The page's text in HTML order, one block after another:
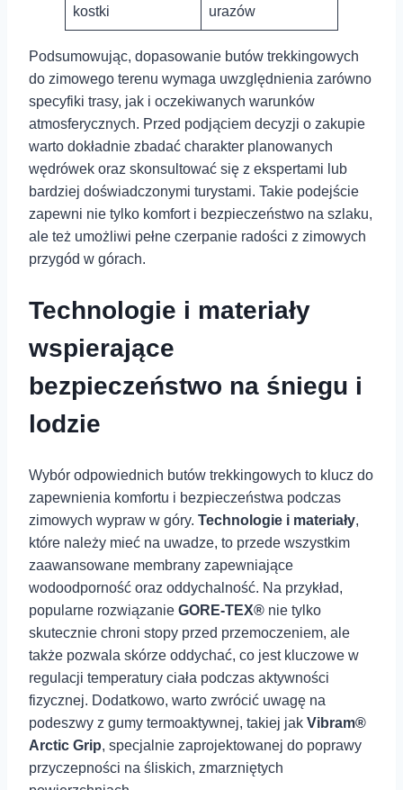
kostki
urazów
Podsumowując, dopasowanie butów trekkingowych⁤
do zimowego terenu wymaga uwzględnienia ⁢zarówno
specyfiki ‍trasy, jak i oczekiwanych warunków
atmosferycznych. Przed podjąciem decyzji o zakupie
warto dokładnie zbadać charakter planowanych
wędrówek⁤ oraz skonsultować się z ekspertami⁤ lub
bardziej doświadczonymi ⁤turystami. Takie podejście
zapewni nie tylko komfort i bezpieczeństwo na szlaku,
ale też umożliwi pełne czerpanie radości z zimowych
przygód ⁤w górach.
Technologie i materiały
wspierające
bezpieczeństwo na śniegu i
lodzie
Wybór odpowiednich butów trekkingowych ⁢to‍ klucz do
zapewnienia komfortu i bezpieczeństwa podczas
zimowych wypraw w góry. Technologie i materiały,
które należy⁣ mieć ⁢na uwadze, ‍to przede wszystkim
zaawansowane membrany zapewniające
wodoodporność oraz oddychalność. ⁣Na przykład,
⁢popularne rozwiązanie GORE-TEX® ⁢nie tylko
skutecznie ⁢chroni stopy przed przemoczeniem, ale⁢
także pozwala skórze oddychać, co jest kluczowe⁢ w
regulacji temperatury ciała podczas aktywności
fizycznej. Dodatkowo, warto zwrócić uwagę na
podeszwy z gumy termoaktywnej, takiej jak Vibram®
Arctic Grip, specjalnie zaprojektowanej do poprawy
przyczepności na śliskich, zmarzniętych